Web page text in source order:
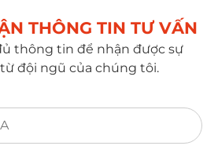
THÔNG TIN TƯ VẤN​
thông tin để nhận được sự
đội ngũ của chúng tôi.